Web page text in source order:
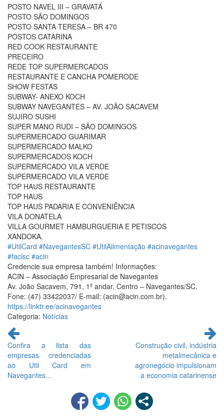
POSTO NAVEL III – GRAVATÁ
POSTO SÃO DOMINGOS
POSTO SANTA TERESA – BR 470
POSTOS CATARINA
RED COOK RESTAURANTE
PRECEIRO
REDE TOP SUPERMERCADOS
RESTAURANTE E CANCHA POMERODE
SHOW FESTAS
SUBWAY- ANEXO KOCH
SUBWAY NAVEGANTES – AV. JOÃO SACAVEM
SUJIRO SUSHI
SUPER MANO RUDI – SÃO DOMINGOS
SUPERMERCADO GUARIMAR
SUPERMERCADO MALKO
SUPERMERCADOS KOCH
SUPERMERCADO VILA VERDE
SUPERMERCADO VILA VERDE
TOP HAUS RESTAURANTE
TOP HAUS
TOP HAUS PADARIA E CONVENIÊNCIA
VILA DONATELA
VILLA GOURMET HAMBURGUERIA E PETISCOS
XANDOKA.
#UtilCard #NavegantesSC #UtilAlimentação #acinavegantes
#facisc #acin
Credencie sua empresa também! Informações:
ACIN – Associação Empresarial de Navegantes
Av. João Sacavem, 791, 1º andar, Centro – Navegantes/SC.
Fone: (47) 33422037/ E-mail: (acin@acin.com.br).
https://linktr.ee/acinavegantes
Categoria: Notícias
Continue
lendo
Confira a lista das
empresas credenciadas
ao Util Card em
Navegantes…
Construção civil, indústria
metalmecânica e
agronegócio impulsionam
a economia catarinense